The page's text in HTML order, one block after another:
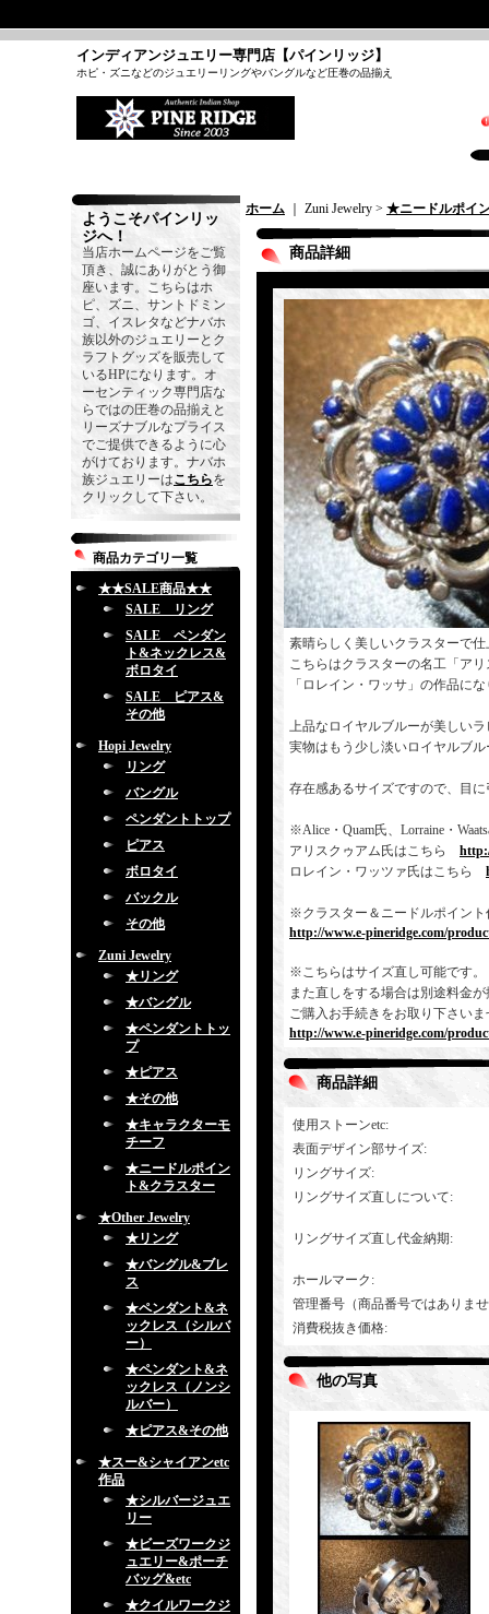
インディアンジュエリー専門店【パインリッジ】
ホピ・ズニなどのジュエリーリングやバングルなど圧巻の品揃え
ようこそパインリッ
ジへ！
当店ホームページをご覧
頂き、誠にありがとう御
座います。こちらはホ
ピ、ズニ、サントドミン
ゴ、イスレタなどナバホ
族以外のジュエリーとク
ラフトグッズを販売して
いるHPになります。オ
ーセンティック専門店な
らではの圧巻の品揃えと
リーズナブルなプライス
でご提供できるように心
がけております。ナバホ
族ジュエリーはこちらを
クリックして下さい。
商品カテゴリ一覧
★★SALE商品★★
SALE リング
SALE ペンダン
ト&ネックレス&
ボロタイ
SALE ピアス&
その他
Hopi Jewelry
リング
バングル
ペンダントトップ
ピアス
ボロタイ
バックル
その他
Zuni Jewelry
★リング
★バングル
★ペンダントトッ
プ
★ピアス
★その他
★キャラクターモ
チーフ
★ニードルポイン
ト&クラスター
★Other Jewelry
★リング
★バングル&ブレ
ス
★ペンダント&ネ
ックレス（シルバ
ー）
★ペンダント&ネ
ックレス（ノンシ
ルバー）
★ピアス&その他
★スー&シャイアンetc
作品
★シルバージュエ
リー
★ビーズワークジ
ュエリー&ポーチ
バッグ&etc
★クイルワークジ
ホーム ｜ Zuni Jewelry > ★ニードルポイ
商品詳細
素晴らしく美しいクラスターで
こちらはクラスターの名工「ア
「ロレイン・ワッサ」の作品に
上品なロイヤルブルーが美しい
実物はもう少し淡いロイヤルブ
存在感あるサイズですので、目
※Alice・Quam氏、Lorraine・
アリスクゥアム氏はこちら
ロレイン・ワッツァ氏はこちら
※クラスター＆ニードルポイン
http://www.e-pineridge.com/
※こちらはサイズ直し可能です
また直しをする場合は別途料金
ご購入お手続きをお取り下さいま
http://www.e-pineridge.com/
商品詳細
使用ストーンetc:
表面デザイン部サイズ:
リングサイズ:
リングサイズ直しについて:
リングサイズ直し代金納期:
ホールマーク :
管理番号（商品番号ではありま
消費税抜き価格:
他の写真